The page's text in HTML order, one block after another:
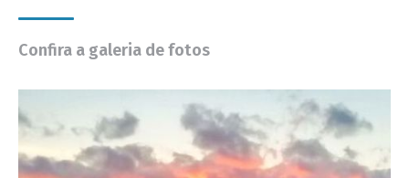
Confira a galeria de fotos